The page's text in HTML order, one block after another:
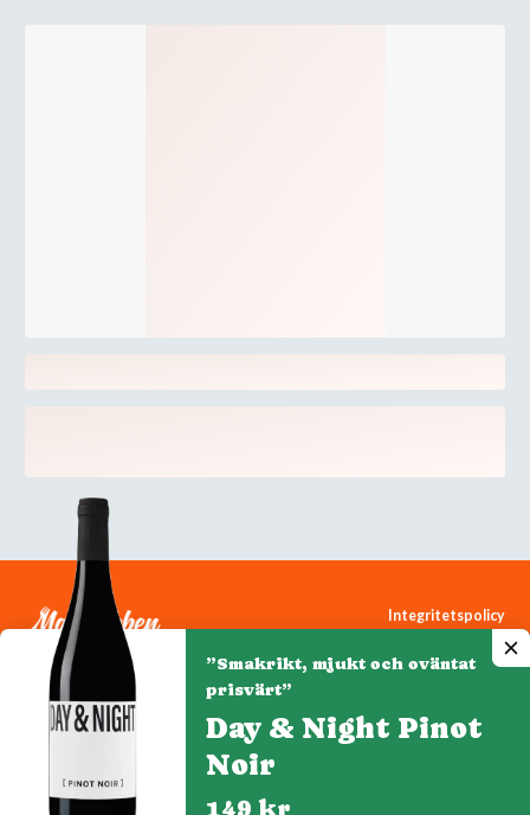
Integritetspolicy
Cookiepolicy
Denna webbplats drivs av Vinklubben i Norden AB
© 2026 mytaste.se
”Smakrikt, mjukt och oväntat
prisvärt”
Day & Night Pinot
Noir
149 kr